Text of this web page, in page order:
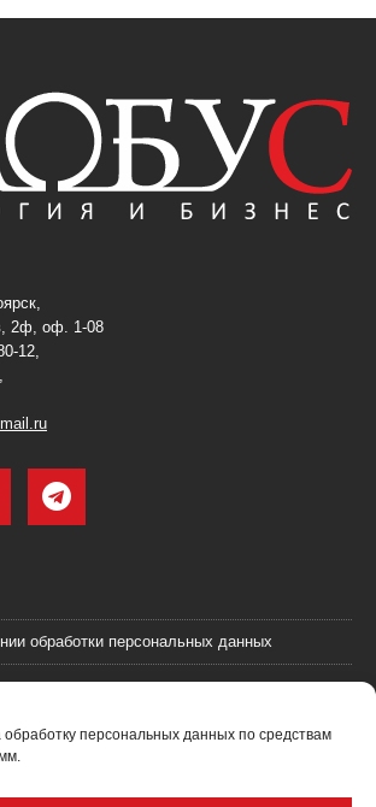
персональных данных по средствам
2ф, оф. 1-08
12,
обработки персональных данных
персональных данных
(оферта)